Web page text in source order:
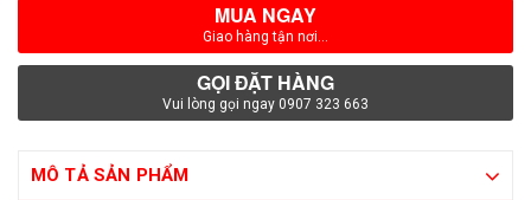
MUA NGAY
Giao hàng tận nơi...
GỌI ĐẶT HÀNG
Vui lòng gọi ngay 0907 323 663
MÔ TẢ SẢN PHẨM